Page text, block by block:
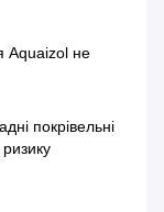
Aquaizol не
покрівельні